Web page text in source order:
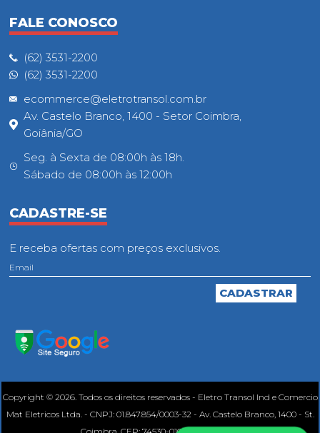
FALE CONOSCO
(62) 3531-2200
(62) 3531-2200
ecommerce@eletrotransol.com.br
Av. Castelo Branco, 1400 - Setor Coimbra,
Goiânia/GO
Seg. à Sexta de 08:00h às 18h.
Sábado de 08:00h às 12:00h
CADASTRE-SE
E receba ofertas com preços exclusivos.
Copyright © 2026. Todos os direitos reservados - Eletro Transol Ind e Comercio
Mat Eletricos Ltda. - CNPJ: 01.847.854/0003-32 - Av. Castelo Branco, 1400 - St.